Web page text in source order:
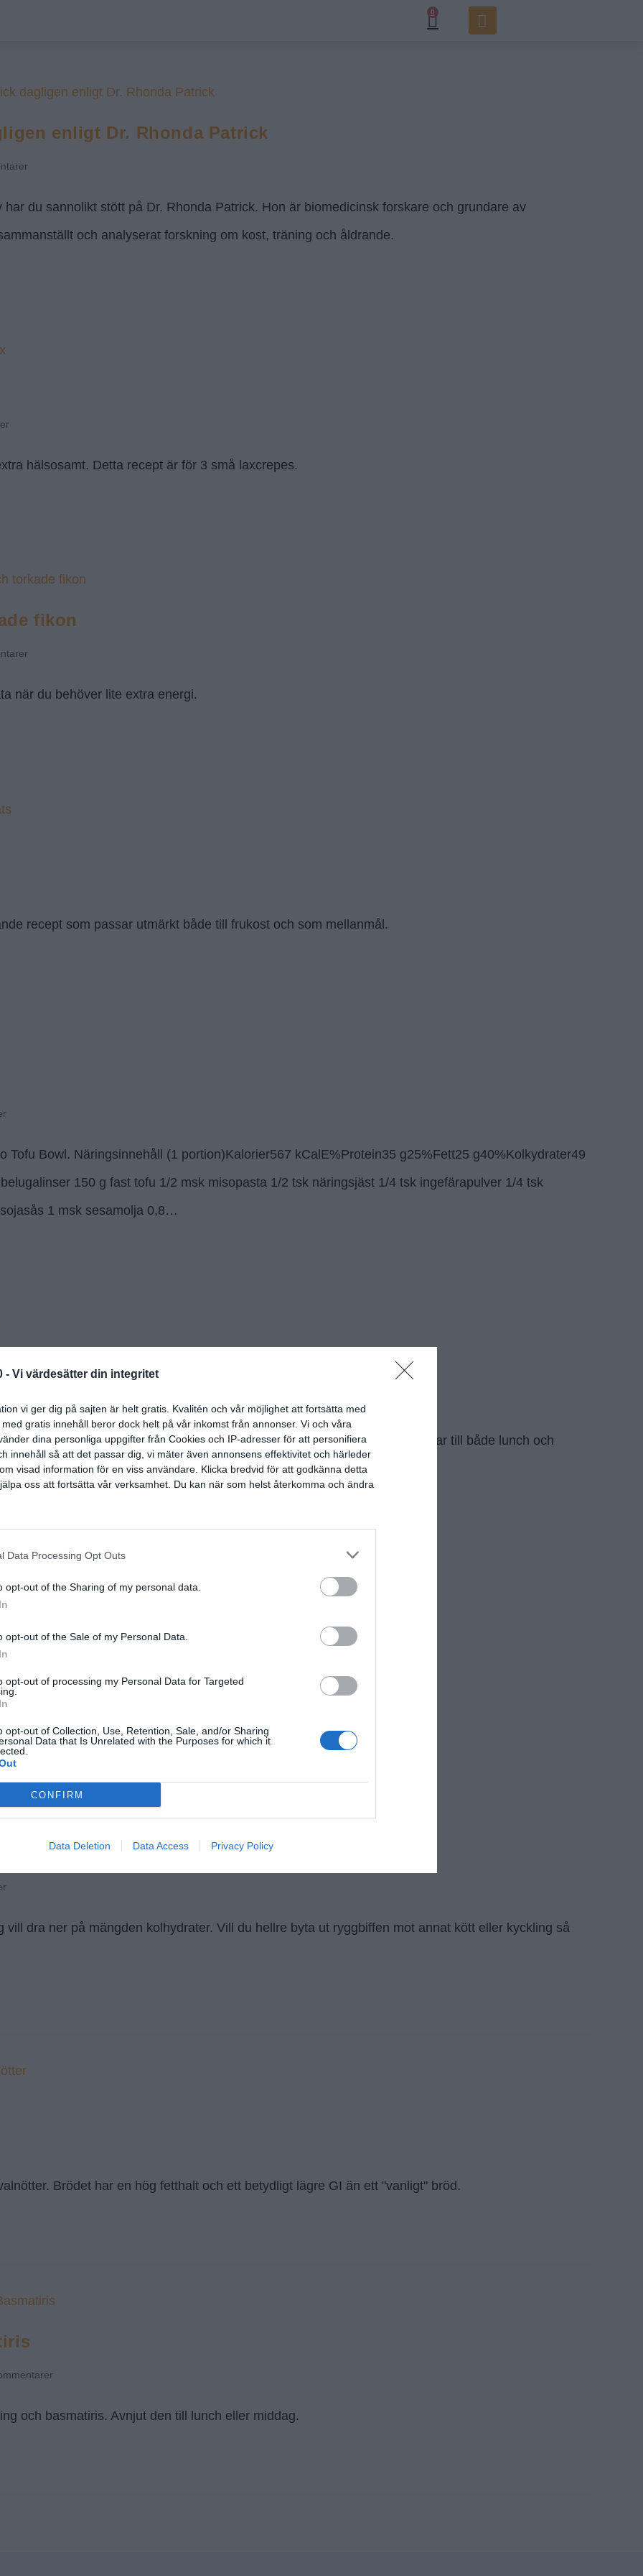
- Vi värdesätter din integritet
vi ger dig på sajten är helt gratis. Kvalitén och vår möjlighet att fortsätta med
gratis innehåll beror dock helt på vår inkomst från annonser. Vi och våra
dina personliga uppgifter från Cookies och IP-adresser för att personifiera
innehåll så att det passar dig, vi mäter även annonsens effektivitet och härleder
visad information för en viss användare. Klicka bredvid för att godkänna detta
oss att fortsätta vår verksamhet. Du kan när som helst återkomma och ändra
Data Processing Opt Outs
opt-out of the Sharing of my personal data.
opt-out of the Sale of my Personal Data.
opt-out of processing my Personal Data for Targeted
opt-out of Collection, Use, Retention, Sale, and/or Sharing
Data that Is Unrelated with the Purposes for which it
CONFIRM
Data Deletion Data Access Privacy Policy
0
enligt Dr. Rhonda Patrick
du sannolikt stött på Dr. Rhonda Patrick. Hon är biomedicinsk forskare och grundare av
och analyserat forskning om kost, träning och åldrande.
hälsosamt. Detta recept är för 3 små laxcrepes.
fikon
när du behöver lite extra energi.
recept som passar utmärkt både till frukost och som mellanmål.
Tofu Bowl. Näringsinnehåll (1 portion)Kalorier567 kCalE%Protein35 g25%Fett25 g40%Kolkydrater49
150 g fast tofu 1/2 msk misopasta 1/2 tsk näringsjäst 1/4 tsk ingefärapulver 1/4 tsk
1 msk sesamolja 0,8…
Genom att byta ut brödet mot sallad så får du en lätt måltid som passar till både lunch och
många andra kakor.
dra ner på mängden kolhydrater. Vill du hellre byta ut ryggbiffen mot annat kött eller kyckling så
Brödet har en hög fetthalt och ett betydligt lägre GI än ett "vanligt" bröd.
och basmatiris. Avnjut den till lunch eller middag.